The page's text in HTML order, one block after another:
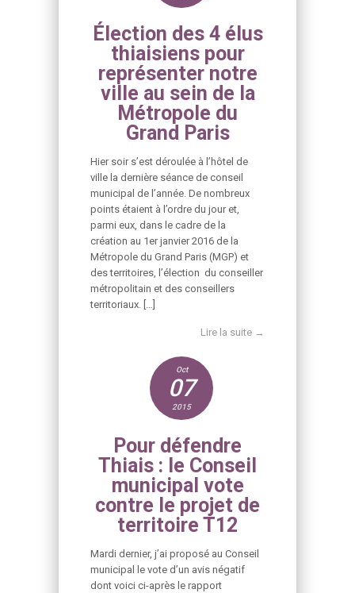
Élection des 4 élus
thiaisiens pour
représenter notre
ville au sein de la
Métropole du
Grand Paris
Hier soir s’est déroulée à l’hôtel de
ville la dernière séance de conseil
municipal de l’année. De nombreux
points étaient à l’ordre du jour et,
parmi eux, dans le cadre de la
création au 1er janvier 2016 de la
Métropole du Grand Paris (MGP) et
des territoires, l’élection du conseiller
métropolitain et des conseillers
territoriaux. […]
Lire la suite →
Oct
07
2015
Pour défendre
Thiais : le Conseil
municipal vote
contre le projet de
territoire T12
Mardi dernier, j’ai proposé au Conseil
municipal le vote d’un avis négatif
dont voici ci-après le rapport